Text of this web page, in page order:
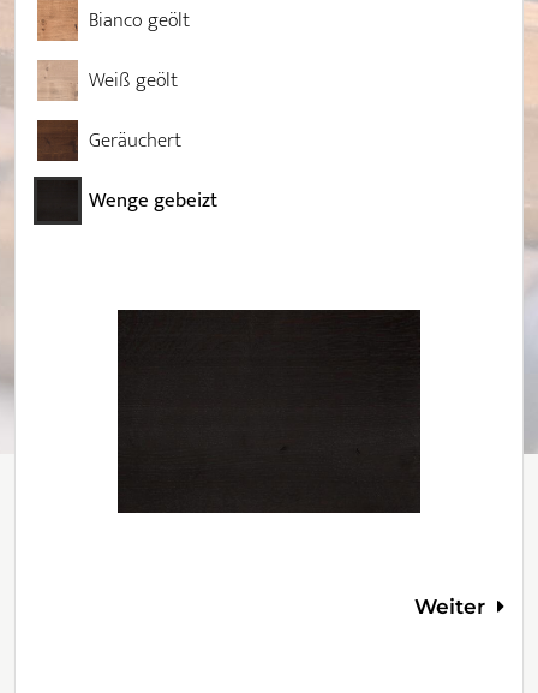
Bianco geölt
Weiß geölt
Geräuchert
Wenge gebeizt
Weiter